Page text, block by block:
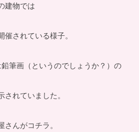
建物では
催されている様子。
筆画（というのでしょうか？）の
されていました。
さんがコチラ。